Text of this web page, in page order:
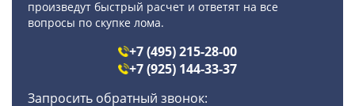
произведут быстрый расчет и ответят на все
вопросы по скупке лома.
+7 (495) 215-28-00
+7 (925) 144-33-37
Запросить обратный звонок: